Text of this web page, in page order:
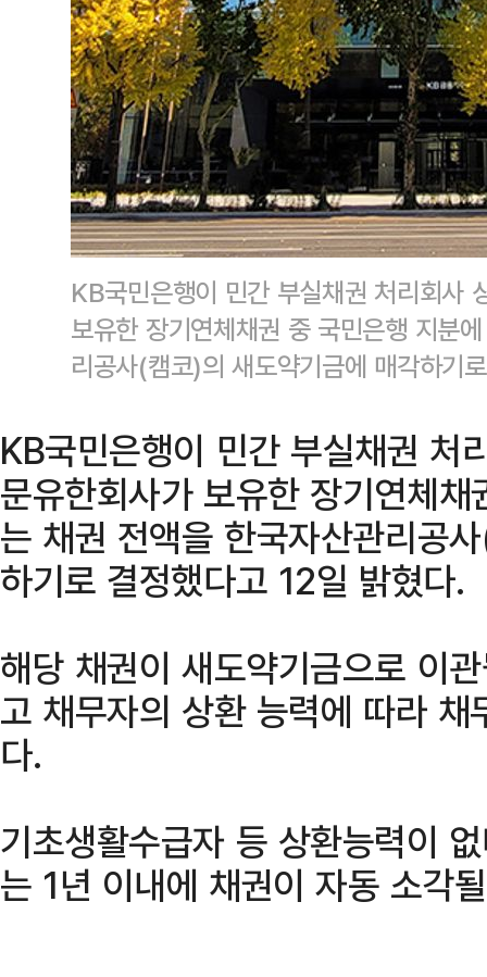
KB국민은행이 민간 부실채권 처리회사
보유한 장기연체채권 중 국민은행 지분
리공사(캠코)의 새도약기금에 매각하
KB국민은행이 민간 부실채권 처
문유한회사가 보유한 장기연체
는 채권 전액을 한국자산관리공
하기로 결정했다고 12일 밝혔다.
해당 채권이 새도약기금으로 이
고 채무자의 상환 능력에 따라
다.
기초생활수급자 등 상환능력이
는 1년 이내에 채권이 자동 소각